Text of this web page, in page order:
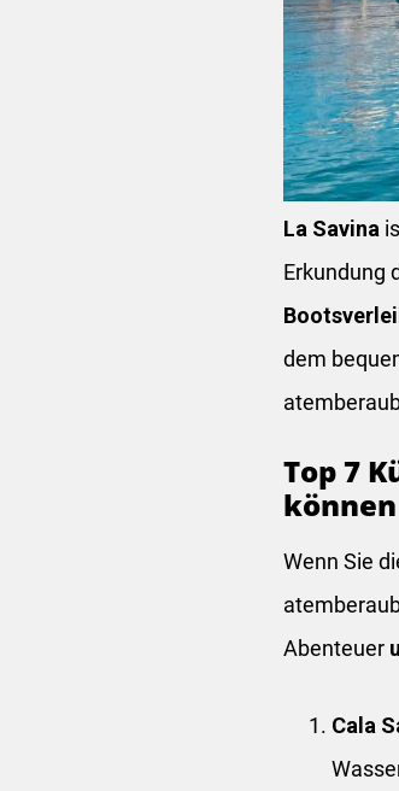
La Savina
Erkundung
dem
Top 7
können
Wenn Sie
Abenteuer
Cala